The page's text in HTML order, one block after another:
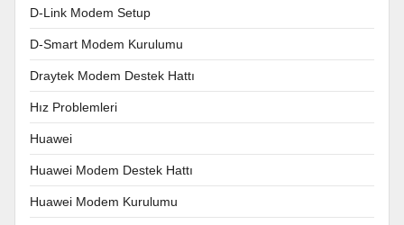
D-Link Modem Setup
D-Smart Modem Kurulumu
Draytek Modem Destek Hattı
Hız Problemleri
Huawei
Huawei Modem Destek Hattı
Huawei Modem Kurulumu